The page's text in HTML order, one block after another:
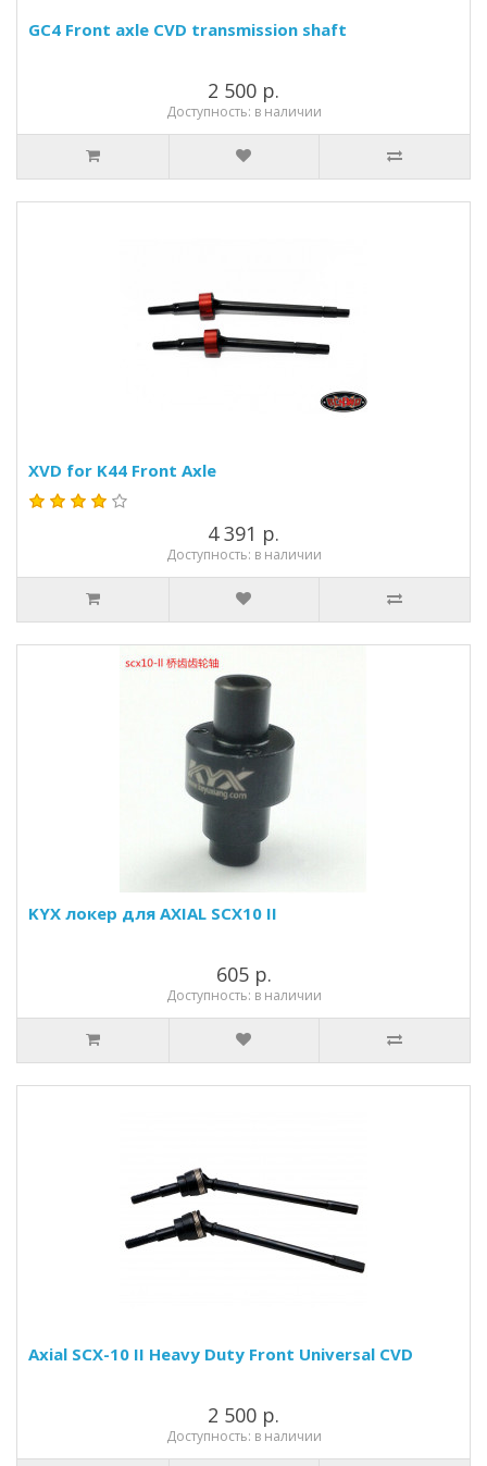
GC4 Front axle CVD transmission shaft
2 500 р.
Доступность: в наличии
XVD for K44 Front Axle
4 391 р.
Доступность: в наличии
KYX локер для AXIAL SCX10 II
605 р.
Доступность: в наличии
Axial SCX-10 II Heavy Duty Front Universal CVD
2 500 р.
Доступность: в наличии